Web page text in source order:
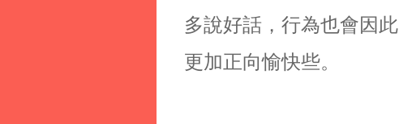
多說好話，行為也會因此
更加正向愉快些。